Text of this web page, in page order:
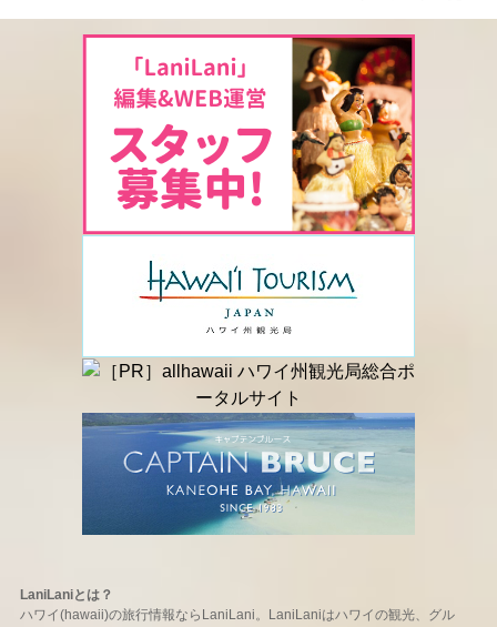
LaniLaniとは？
ハワイ(hawaii)の旅行情報ならLaniLani。LaniLaniはハワイの観光、グル